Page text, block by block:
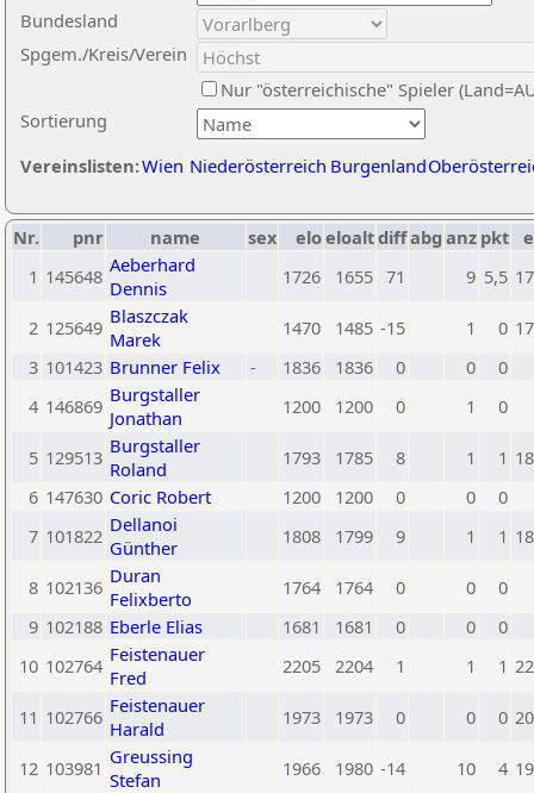
Sortierung
Bundesland
Spgem./Kreis/Verein
Nur "österreichische" Spieler
Vereinslisten:Wien Niederösterreich Burgenland
Nr. pnr name sex eloeloaltdiffabg anz pkt
1 145648 Aeberhard
Dennis
1726 1655 71 9 5,5
2 125649 Blaszczak
Marek
1470 1485 -15 1 0
3 101423 Brunner Felix - 1836 1836 0 0
0
4 146869 Burgstaller
Jonathan
1200 1200 0 1 0
5 129513 Burgstaller
Roland
1793 1785 8 1 1
6 147630 Coric Robert 1200 1200 0 0
0
7 101822 Dellanoi
Günther
1808 1799 9 1 1
8 102136 Duran
Felixberto
1764 1764 0 0
0
9 102188 Eberle Elias 1681 1681 0 0
0
10 102764 Feistenauer
Fred
2205 2204 1 1 1
11 102766 Feistenauer
Harald
1973 1973 0 0 0
12 103981 Greussing
Stefan
1966 1980 -14 10 4